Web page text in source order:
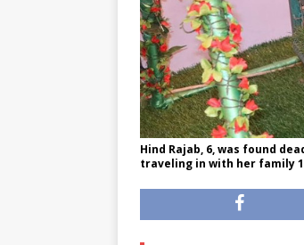
Hind Rajab, 6, was found
traveling in with her family